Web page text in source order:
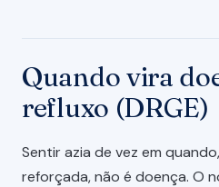
Quando vira
refluxo (DRGE)
Sentir azia de vez em
reforçada, não é doença. O